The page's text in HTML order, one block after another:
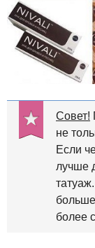
Совет!
не
Если
лучше
более